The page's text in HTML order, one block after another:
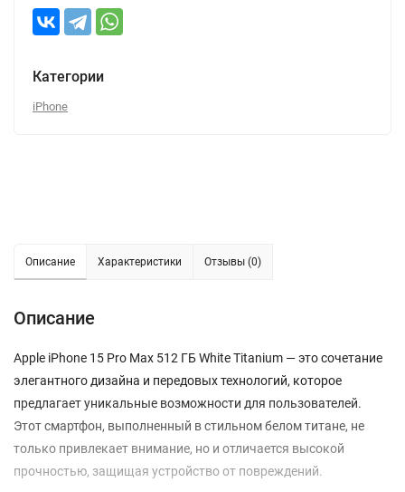
Категории
iPhone
Описание Характеристики Отзывы (0)
Описание
Apple iPhone 15 Pro Max 512 ГБ White Titanium — это сочетание
элегантного дизайна и передовых технологий, которое
предлагает уникальные возможности для пользователей.
Этот смартфон, выполненный в стильном белом титане, не
только привлекает внимание, но и отличается высокой
прочностью, защищая устройство от повреждений.